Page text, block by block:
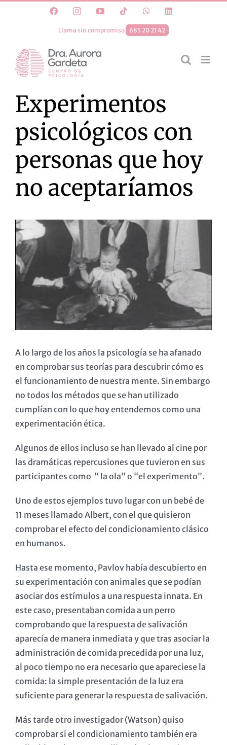
FacebookInstagramYouTube Tiktok WhatsApp
Llama sin compromiso 685 20 21 42
Experimentos
psicológicos con
personas que hoy
no aceptaríamos
Ver
imagen
más
grande
A lo largo de los años la psicología se ha afanado
en comprobar sus teorías para descubrir cómo es
el funcionamiento de nuestra mente. Sin embargo
no todos los métodos que se han utilizado
cumplían con lo que hoy entendemos como una
experimentación ética.
Algunos de ellos incluso se han llevado al cine por
las dramáticas repercusiones que tuvieron en sus
participantes como “ la ola” o “el experimento”.
Uno de estos ejemplos tuvo lugar con un bebé de
11 meses llamado Albert, con el que quisieron
comprobar el efecto del condicionamiento clásico
en humanos.
Hasta ese momento, Pavlov había descubierto en
su experimentación con animales que se podían
asociar dos estímulos a una respuesta innata. En
este caso, presentaban comida a un perro
comprobando que la respuesta de salivación
aparecía de manera inmediata y que tras asociar la
administración de comida precedida por una luz,
al poco tiempo no era necesario que apareciese la
comida: la simple presentación de la luz era
suficiente para generar la respuesta de salivación.
Más tarde otro investigador (Watson) quiso
comprobar si el condicionamiento también era